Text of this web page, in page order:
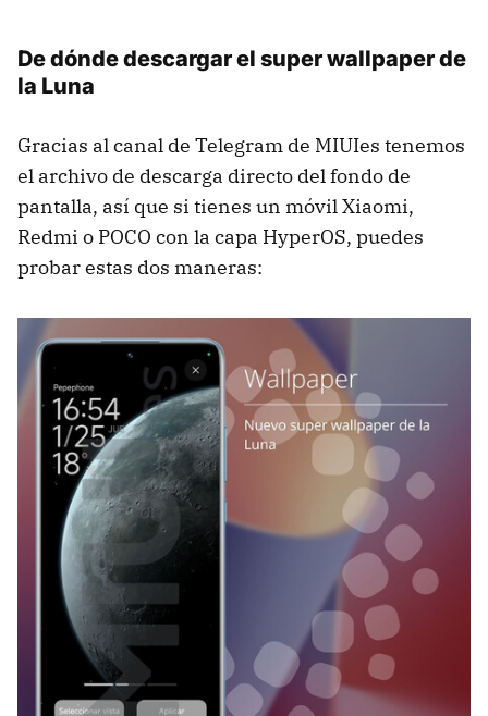
De dónde descargar el super wallpaper de
la Luna
Gracias al canal de Telegram de MIUIes tenemos
el archivo de descarga directo del fondo de
pantalla, así que si tienes un móvil Xiaomi,
Redmi o POCO con la capa HyperOS, puedes
probar estas dos maneras: